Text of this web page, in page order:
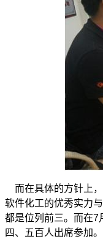
而在具体的方针上
软件化工的优秀实力
都是位列前三。而在7
四、五百人出席参加